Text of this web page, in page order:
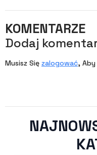
KOMENTARZE
Dodaj
Musisz Się zalogować,